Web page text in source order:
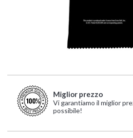
Miglior prezzo
Vi garantiamo il miglior
possibile!